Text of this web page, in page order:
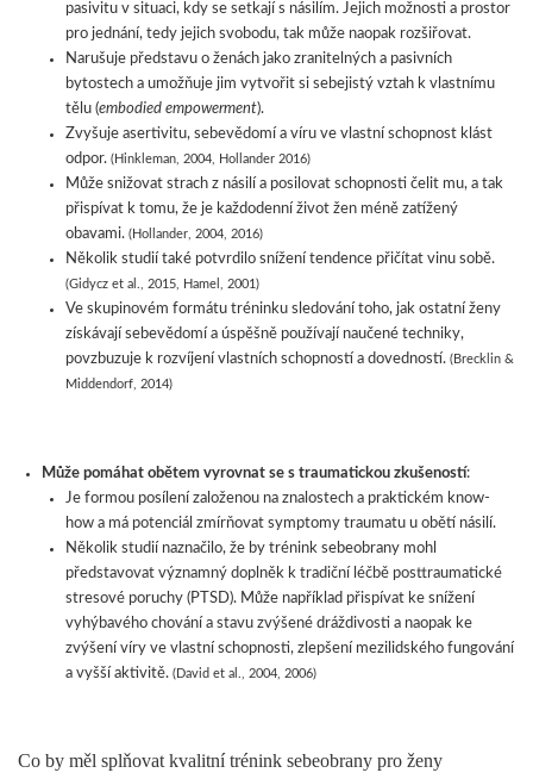
pasivitu v situaci, kdy se setkají s násilím. Jejich možnosti a prostor
pro jednání, tedy jejich svobodu, tak může naopak rozšiřovat.
Narušuje představu o ženách jako zranitelných a pasivních
bytostech a umožňuje jim vytvořit si sebejistý vztah k vlastnímu
tělu (embodied empowerment).
Zvyšuje asertivitu, sebevědomí a víru ve vlastní schopnost klást
odpor. (Hinkleman, 2004, Hollander 2016)
Může snižovat strach z násilí a posilovat schopnosti čelit mu, a tak
přispívat k tomu, že je každodenní život žen méně zatížený
obavami. (Hollander, 2004, 2016)
Několik studií také potvrdilo snížení tendence přičítat vinu sobě.
(Gidycz et al., 2015, Hamel, 2001)
Ve skupinovém formátu tréninku sledování toho, jak ostatní ženy
získávají sebevědomí a úspěšně používají naučené techniky,
povzbuzuje k rozvíjení vlastních schopností a dovedností. (Brecklin &
Middendorf, 2014)
Může pomáhat obětem vyrovnat se s traumatickou zkušeností:
Je formou posílení založenou na znalostech a praktickém know-
how a má potenciál zmírňovat symptomy traumatu u obětí násilí.
Několik studií naznačilo, že by trénink sebeobrany mohl
představovat významný doplněk k tradiční léčbě posttraumatické
stresové poruchy (PTSD). Může například přispívat ke snížení
vyhýbavého chování a stavu zvýšené dráždivosti a naopak ke
zvýšení víry ve vlastní schopnosti, zlepšení mezilidského fungování
a vyšší aktivitě. (David et al., 2004, 2006)
Co by měl splňovat kvalitní trénink sebeobrany pro ženy